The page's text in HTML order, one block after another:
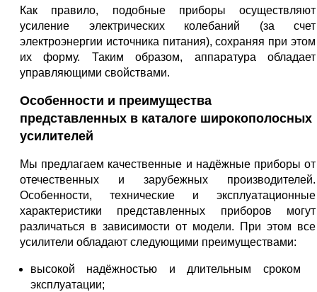
Как правило, подобные приборы осуществляют
усиление электрических колебаний (за счет
электроэнергии источника питания), сохраняя при этом
их форму. Таким образом, аппаратура обладает
управляющими свойствами.
Особенности и преимущества
представленных в каталоге широкополосных
усилителей
Мы предлагаем качественные и надёжные приборы от
отечественных и зарубежных производителей.
Особенности, технические и эксплуатационные
характеристики представленных приборов могут
различаться в зависимости от модели. При этом все
усилители обладают следующими преимуществами:
высокой надёжностью и длительным сроком
эксплуатации;